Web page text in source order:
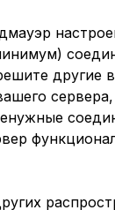
другие